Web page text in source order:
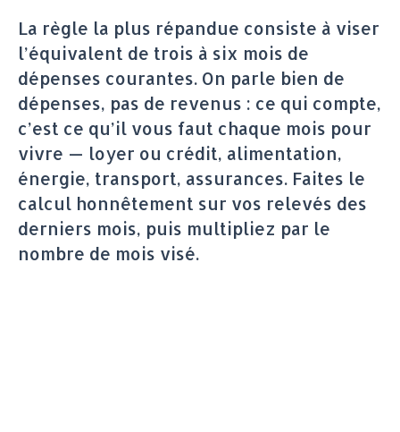
La règle la plus répandue consiste à viser
l’équivalent de trois à six mois de
dépenses courantes. On parle bien de
dépenses, pas de revenus : ce qui compte,
c’est ce qu’il vous faut chaque mois pour
vivre — loyer ou crédit, alimentation,
énergie, transport, assurances. Faites le
calcul honnêtement sur vos relevés des
derniers mois, puis multipliez par le
nombre de mois visé.